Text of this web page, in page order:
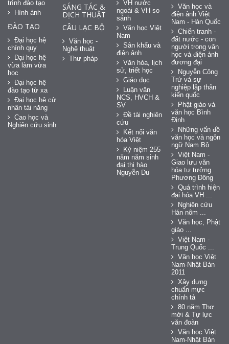
trình đào tạo
Hình ảnh
ĐÀO TẠO
Đại học hệ
chính quy
Đại học hệ
vừa làm vừa
học
Đại học hệ
đào tạo từ xa
Đại học hệ cử
nhân tài năng
Cao học và
Nghiên cứu sinh
SÁNG TÁC &
DỊCH THUẬT
CÂU LẠC BỘ
Văn học -
Nghệ thuật
Thư pháp
VH nước
ngoài & VH so
sánh
Văn học Việt
Nam
Sân khấu và
điện ảnh
Văn hóa, lịch
sử, triết học
Giáo dục
Luận văn
NCS, HVCH &
SV
Đề tài nghiên
cứu
Kết nối văn
hóa Việt
Kỷ niệm 255
năm năm sinh
đại thi hào
Nguyễn Du
Văn học và
điện ảnh Việt
Nam - Hàn Quốc
Chiến tranh -
đất nước - con
người trong văn
học và điện ảnh
đương đại
Nguyễn Công
Trứ và sự
nghiệp lập thân
kiến quốc
Phật giáo và
văn học Bình
Định
Những vấn đề
văn học và ngôn
ngữ Nam Bộ
Việt Nam -
Giao lưu văn
hóa tư tưởng
Phương Đông
Quá trình hiện
đại hóa VH ...
Nghiên cứu
Hán nôm ...
Văn học, Phật
giáo ...
Việt Nam -
Trung Quốc ...
Văn học Việt
Nam-Nhật Bản
2011
Xây dựng
chuẩn mực
chính tả
80 năm Thơ
mới & Tự lực
văn đoàn
Văn học Việt
Nam-Nhật Bản